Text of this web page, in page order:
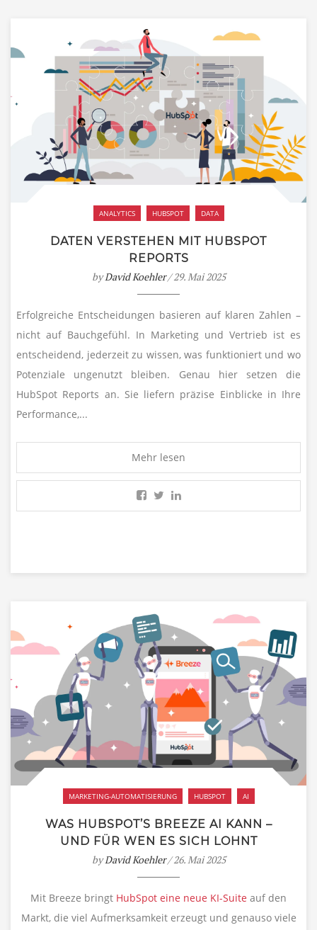
ANALYTICS HUBSPOT DATA
DATEN VERSTEHEN MIT HUBSPOT
REPORTS
byDavid Koehler/ 29. Mai 2025
Erfolgreiche Entscheidungen basieren auf klaren Zahlen –
nicht auf Bauchgefühl. In Marketing und Vertrieb ist es
entscheidend, jederzeit zu wissen, was funktioniert und wo
Potenziale ungenutzt bleiben. Genau hier setzen die
HubSpot Reports an. Sie liefern präzise Einblicke in Ihre
Performance,...
Mehr lesen
MARKETING-AUTOMATISIERUNG HUBSPOT AI
WAS HUBSPOT’S BREEZE AI KANN –
UND FÜR WEN ES SICH LOHNT
byDavid Koehler/ 26. Mai 2025
Mit Breeze bringt HubSpot eine neue KI-Suite auf den
Markt, die viel Aufmerksamkeit erzeugt und genauso viele